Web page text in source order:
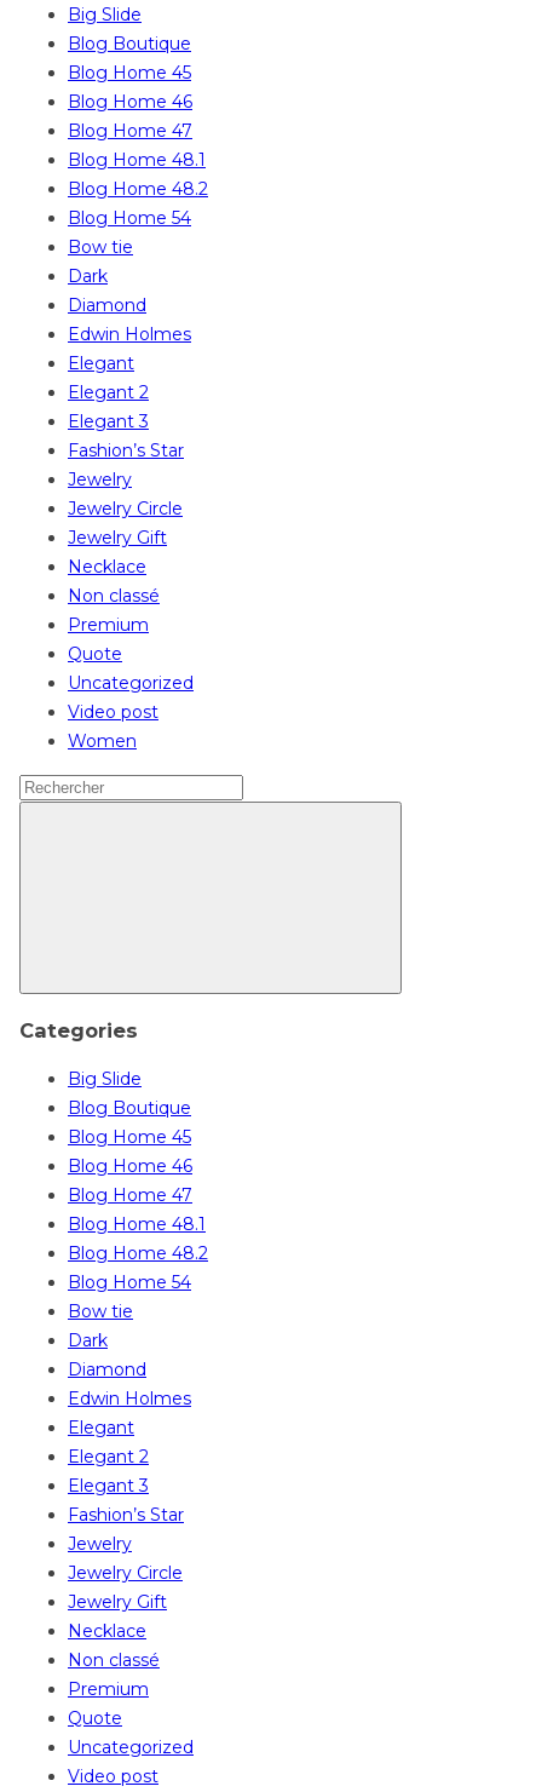
Big Slide
Blog Boutique
Blog Home 45
Blog Home 46
Blog Home 47
Blog Home 48.1
Blog Home 48.2
Blog Home 54
Bow tie
Dark
Diamond
Edwin Holmes
Elegant
Elegant 2
Elegant 3
Fashion’s Star
Jewelry
Jewelry Circle
Jewelry Gift
Necklace
Non classé
Premium
Quote
Uncategorized
Video post
Women
Search
Categories
Big Slide
Blog Boutique
Blog Home 45
Blog Home 46
Blog Home 47
Blog Home 48.1
Blog Home 48.2
Blog Home 54
Bow tie
Dark
Diamond
Edwin Holmes
Elegant
Elegant 2
Elegant 3
Fashion’s Star
Jewelry
Jewelry Circle
Jewelry Gift
Necklace
Non classé
Premium
Quote
Uncategorized
Video post